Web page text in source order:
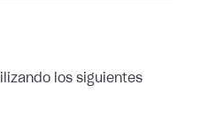
los siguientes